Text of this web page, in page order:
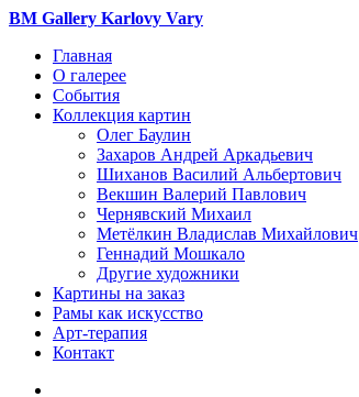
BM Gallery Karlovy Vary
Главная
О галерее
События
Коллекция картин
Олег Баулин
Захаров Андрей Аркадьевич
Шиханов Василий Альбертович
Векшин Валерий Павлович
Чернявский Михаил
Метёлкин Владислав Михайлович
Геннадий Мошкало
Другие художники
Картины на заказ
Рамы как искусство
Арт-терапия
Контакт